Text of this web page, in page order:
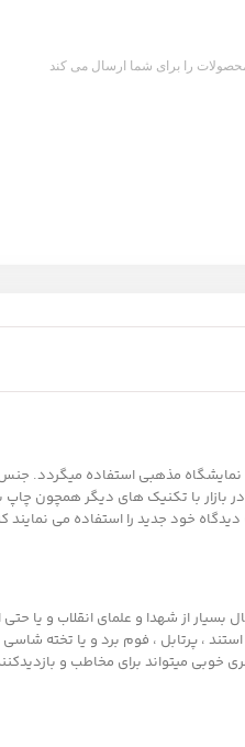
را برای شما ارسال می کند
مذهبی استفاده میگردد. جنس
بازار با تکنیک های دیگر همچون چاپ
خود جدید را استفاده می نمایند که
از شهدا و علمای انقلاب و یا
، پرتابل ، فوم برد و یا تخته
خوبی میتواند برای مخاطب و